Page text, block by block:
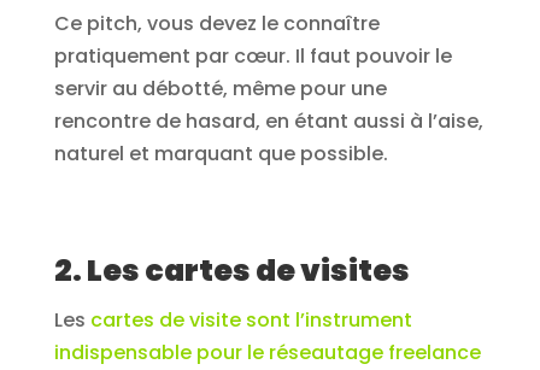
Ce pitch, vous devez le connaître
pratiquement par cœur. Il faut pouvoir le
servir au débotté, même pour une
rencontre de hasard, en étant aussi à l’aise,
naturel et marquant que possible.
2. Les cartes de visites
Les cartes de visite sont l’instrument
indispensable pour le réseautage freelance